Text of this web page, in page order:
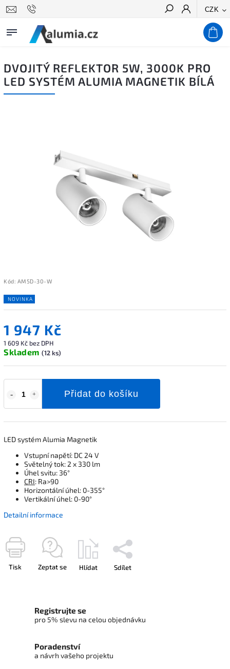
CZK
Hledat
DVOJITÝ REFLEKTOR 5W, 3000K PRO
LED SYSTÉM ALUMIA MAGNETIK BÍLÁ
Kód: AM5D-30-W
NOVINKA
1 947 Kč
1 609 Kč bez DPH
Skladem (12 ks)
Přidat do košíku
LED systém Alumia Magnetik
Vstupní napětí: DC 24 V
Světelný tok: 2 x 330 lm
Úhel svitu: 36°
CRI: Ra>90
Horizontální úhel: 0-355°
Vertikální úhel: 0-90°
Detailní informace
Tisk Zeptat se Hlídat Sdílet
Registrujte se
pro 5% slevu na celou objednávku
Poradenství
a návrh vašeho projektu